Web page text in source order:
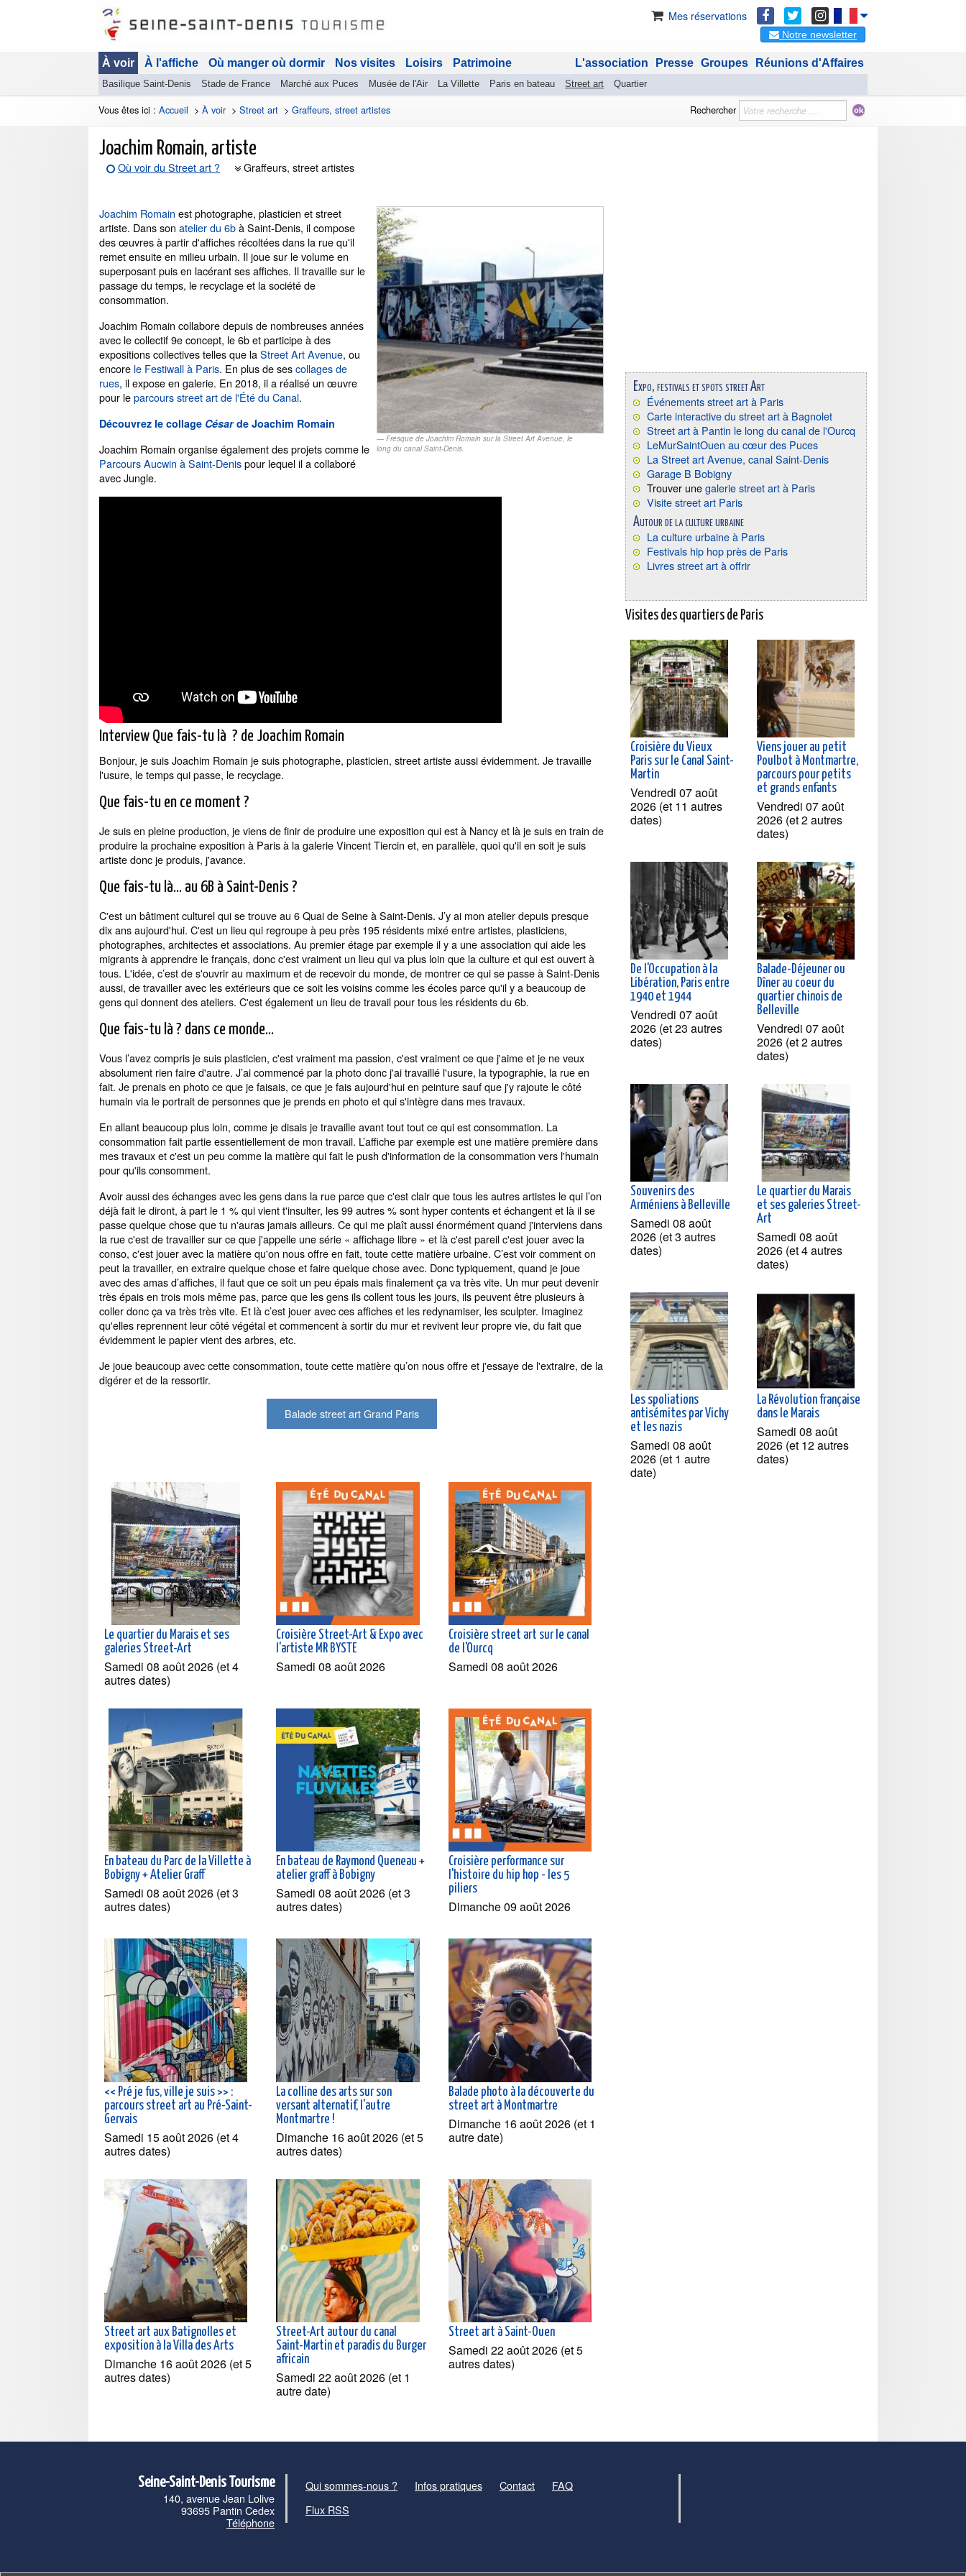
Mes réservations
Notre newsletter
À voir
Basilique Saint-Denis Stade de France Marché aux Puces Musée de l'Air La Villette Paris en bateau Street art Quartier
À l'affiche Où manger où dormir Nos visites Loisirs Patrimoine Réunions d'Affaires
Groupes
Presse
L'association
Vous êtes ici : Accueil > À voir> Street art > Graffeurs, street artistes Rechercher
Joachim Romain, artiste
Où voir du Street art ? Graffeurs, street artistes
Fresque de Joachim Romain sur la Street Art Avenue, le
long du canal Saint-Denis.
Joachim Romain est photographe, plasticien et street
artiste. Dans son atelier du 6bà Saint-Denis, il compose
des œuvres à partir d'affiches récoltées dans la rue qu'il
remet ensuite en milieu urbain. Il joue sur le volume en
superposant puis en lacérant ses affiches. Il travaille sur le
passage du temps, le recyclage et la société de
consommation.
Joachim Romain collabore depuis de nombreuses années
avec le collectif 9e concept, le 6b et participe à des
expositions collectives telles que laStreet Art Avenue, ou
encore le Festiwall à Paris. En plus de sescollages de
rues, il expose en galerie. En 2018, il a réalisé un œuvre
pour leparcours street art de l'Été du Canal.
Découvrez le collage Césarde Joachim Romain
Joachim Romain organise également des projets comme le
Parcours Aucwin à Saint-Denispour lequel il a collaboré
avec Jungle.
Interview Que fais-tu là ? de Joachim Romain
Bonjour, je suis Joachim Romain je suis photographe, plasticien, street artiste aussi évidemment. Je travaille
l'usure, le temps qui passe, le recyclage.
Que fais-tu en ce moment ?
Je suis en pleine production, je viens de finir de produire une exposition qui est à Nancy et là je suis en train de
produire la prochaine exposition à Paris à la galerie Vincent Tiercin et, en parallèle, quoi qu'il en soit je suis
artiste donc je produis, j'avance.
Que fais-tu là… au 6B à Saint-Denis ?
C'est un bâtiment culturel qui se trouve au 6 Quai de Seine à Saint-Denis. J’y ai mon atelier depuis presque
dix ans aujourd'hui. C'est un lieu qui regroupe à peu près 195 résidents mixé entre artistes, plasticiens,
photographes, architectes et associations. Au premier étage par exemple il y a une association qui aide les
migrants à apprendre le français, donc c'est vraiment un lieu qui va plus loin que la culture et qui est ouvert à
tous. L'idée, c’est de s'ouvrir au maximum et de recevoir du monde, de montrer ce qui se passe à Saint-Denis
aussi, de travailler avec les extérieurs que ce soit les voisins comme les écoles parce qu'il y a beaucoup de
gens qui donnent des ateliers. C'est également un lieu de travail pour tous les résidents du 6b.
Que fais-tu là ? dans ce monde…
Vous l’avez compris je suis plasticien, c'est vraiment ma passion, c'est vraiment ce que j'aime et je ne veux
absolument rien faire d'autre. J’ai commencé par la photo donc j'ai travaillé l'usure, la typographie, la rue en
fait. Je prenais en photo ce que je faisais, ce que je fais aujourd'hui en peinture sauf que j'y rajoute le côté
humain via le portrait de personnes que je prends en photo et qui s'intègre dans mes travaux.
En allant beaucoup plus loin, comme je disais je travaille avant tout tout ce qui est consommation. La
consommation fait partie essentiellement de mon travail. L’affiche par exemple est une matière première dans
mes travaux et c'est un peu comme la matière qui fait le push d'information de la consommation vers l'humain
pour qu'ils consomment.
Avoir aussi des échanges avec les gens dans la rue parce que c'est clair que tous les autres artistes le qui l’on
déjà fait le diront, à part le 1 % qui vient t'insulter, les 99 autres % sont hyper contents et échangent et là il se
passe quelque chose que tu n'auras jamais ailleurs. Ce qui me plaît aussi énormément quand j'interviens dans
la rue c'est de travailler sur ce que j'appelle une série « affichage libre » et là c'est pareil c'est jouer avec la
conso, c'est jouer avec la matière qu'on nous offre en fait, toute cette matière urbaine. C’est voir comment on
peut la travailler, en extraire quelque chose et faire quelque chose avec. Donc typiquement, quand je joue
avec des amas d’affiches, il faut que ce soit un peu épais mais finalement ça va très vite. Un mur peut devenir
très épais en trois mois même pas, parce que les gens ils collent tous les jours, ils peuvent être plusieurs à
coller donc ça va très très vite. Et là c’est jouer avec ces affiches et les redynamiser, les sculpter. Imaginez
qu'elles reprennent leur côté végétal et commencent à sortir du mur et revivent leur propre vie, du fait que
évidemment le papier vient des arbres, etc.
Je joue beaucoup avec cette consommation, toute cette matière qu’on nous offre et j'essaye de l'extraire, de la
digérer et de la ressortir.
Balade street art Grand Paris
Le quartier du Marais et ses
galeries Street-Art
Samedi 08 août 2026 (et 4
autres dates)
Croisière Street-Art & Expo avec
l'artiste MR BYSTE
Samedi 08 août 2026
Croisière street art sur le canal
de l'Ourcq
Samedi 08 août 2026
En bateau du Parc de la Villette à
Bobigny + Atelier Graff
Samedi 08 août 2026 (et 3
autres dates)
En bateau de Raymond Queneau +
atelier graff à Bobigny
Samedi 08 août 2026 (et 3
autres dates)
Croisière performance sur
l'histoire du hip hop - les 5
piliers
Dimanche 09 août 2026
<< Pré je fus, ville je suis >> :
parcours street art au Pré-Saint-
Gervais
Samedi 15 août 2026 (et 4
autres dates)
La colline des arts sur son
versant alternatif, l'autre
Montmartre !
Dimanche 16 août 2026 (et 5
autres dates)
Balade photo à la découverte du
street art à Montmartre
Dimanche 16 août 2026 (et 1
autre date)
Street art aux Batignolles et
exposition à la Villa des Arts
Dimanche 16 août 2026 (et 5
autres dates)
Street-Art autour du canal
Saint-Martin et paradis du Burger
africain
Samedi 22 août 2026 (et 1
autre date)
Street art à Saint-Ouen
Samedi 22 août 2026 (et 5
autres dates)
Expo, festivals et spots street Art
Événements street art à Paris
Carte interactive du street art à Bagnolet
Street art à Pantin le long du canal de l'Ourcq
LeMurSaintOuen au cœur des Puces
La Street art Avenue, canal Saint-Denis
Garage B Bobigny
Trouver unegalerie street art à Paris
Visite street art Paris
Autour de la culture urbaine
La culture urbaine à Paris
Festivals hip hop près de Paris
Livres street art à offrir
Visites des quartiers de Paris
Croisière du Vieux
Paris sur le Canal Saint-
Martin
Vendredi 07 août
2026 (et 11 autres
dates)
Viens jouer au petit
Poulbot à Montmartre,
parcours pour petits
et grands enfants
Vendredi 07 août
2026 (et 2 autres
dates)
De l'Occupation à la
Libération, Paris entre
1940 et 1944
Vendredi 07 août
2026 (et 23 autres
dates)
Balade-Déjeuner ou
Dîner au coeur du
quartier chinois de
Belleville
Vendredi 07 août
2026 (et 2 autres
dates)
Souvenirs des
Arméniens à Belleville
Samedi 08 août
2026 (et 3 autres
dates)
Le quartier du Marais
et ses galeries Street-
Art
Samedi 08 août
2026 (et 4 autres
dates)
Les spoliations
antisémites par Vichy
et les nazis
Samedi 08 août
2026 (et 1 autre
date)
La Révolution française
dans le Marais
Samedi 08 août
2026 (et 12 autres
dates)
Seine-Saint-Denis Tourisme
140, avenue Jean Lolive
93695 Pantin Cedex
Téléphone
Qui sommes-nous ? Infos pratiques Contact
FAQ
Flux RSS